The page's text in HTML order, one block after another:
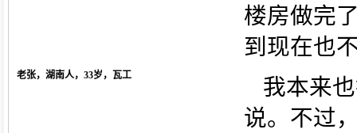
老张，湖南人，33岁，瓦工
楼房做完
到现在也
我本来
说。不过